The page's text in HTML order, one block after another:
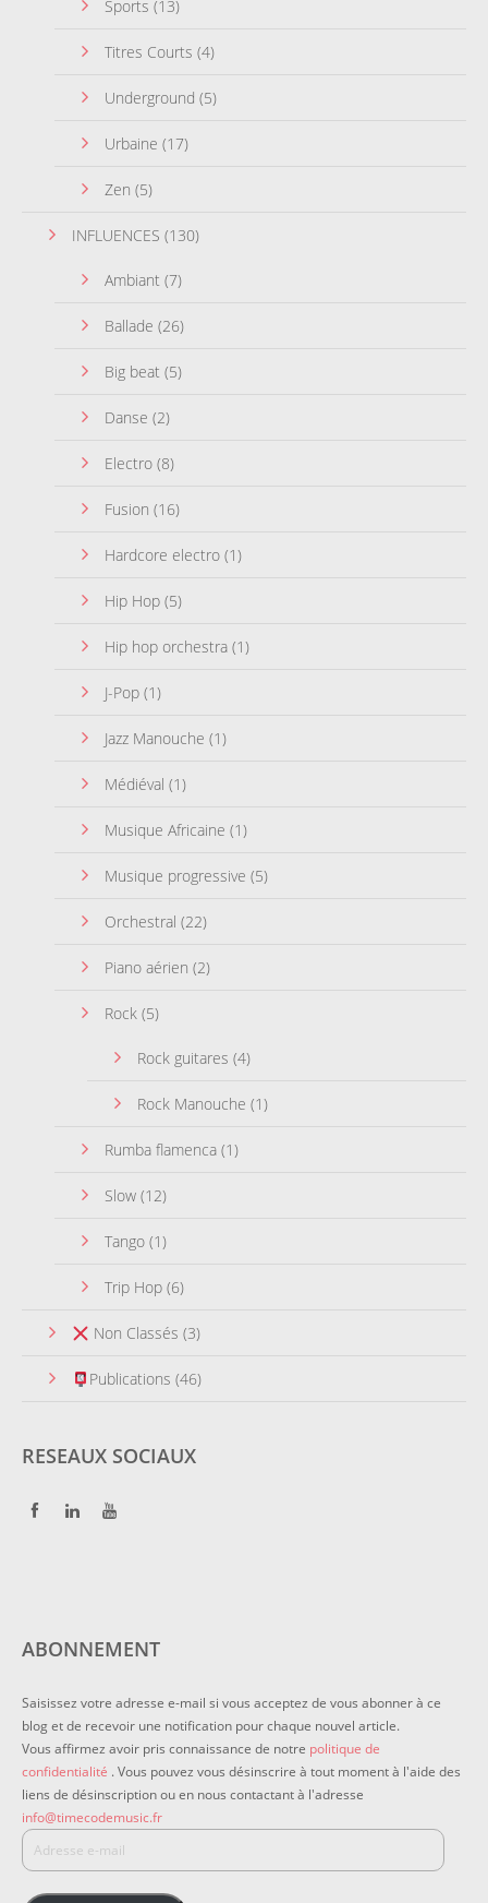
Sports (13)
Titres Courts (4)
Underground (5)
Urbaine (17)
Zen (5)
INFLUENCES (130)
Ambiant (7)
Ballade (26)
Big beat (5)
Danse (2)
Electro (8)
Fusion (16)
Hardcore electro (1)
Hip Hop (5)
Hip hop orchestra (1)
J-Pop (1)
Jazz Manouche (1)
Médiéval (1)
Musique Africaine (1)
Musique progressive (5)
Orchestral (22)
Piano aérien (2)
Rock (5)
Rock guitares (4)
Rock Manouche (1)
Rumba flamenca (1)
Slow (12)
Tango (1)
Trip Hop (6)
Non Classés (3)
Publications (46)
RESEAUX SOCIAUX
ABONNEMENT
Saisissez votre adresse e-mail si vous acceptez de vous abonner à ce
blog et de recevoir une notification pour chaque nouvel article.
Vous affirmez avoir pris connaissance de notre politique de
confidentialité . Vous pouvez vous désinscrire à tout moment à l'aide des
liens de désinscription ou en nous contactant à l'adresse
info@timecodemusic.fr